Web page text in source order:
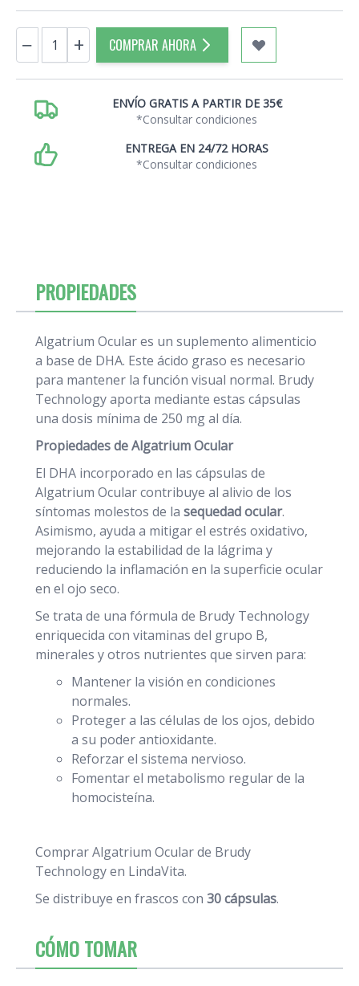
Cantidad
− + COMPRAR AHORA
ENVÍO GRATIS A PARTIR DE 35€
*Consultar condiciones
ENTREGA EN 24/72 HORAS
*Consultar condiciones
PROPIEDADES
Algatrium Ocular es un suplemento alimenticio
a base de DHA. Este ácido graso es necesario
para mantener la función visual normal. Brudy
Technology aporta mediante estas cápsulas
una dosis mínima de 250 mg al día.
Propiedades de Algatrium Ocular
El DHA incorporado en las cápsulas de
Algatrium Ocular contribuye al alivio de los
síntomas molestos de la sequedad ocular.
Asimismo, ayuda a mitigar el estrés oxidativo,
mejorando la estabilidad de la lágrima y
reduciendo la inflamación en la superficie ocular
en el ojo seco.
Se trata de una fórmula de Brudy Technology
enriquecida con vitaminas del grupo B,
minerales y otros nutrientes que sirven para:
Mantener la visión en condiciones
normales.
Proteger a las células de los ojos, debido
a su poder antioxidante.
Reforzar el sistema nervioso.
Fomentar el metabolismo regular de la
homocisteína.
Comprar Algatrium Ocular de Brudy
Technology en LindaVita.
Se distribuye en frascos con 30 cápsulas.
CÓMO TOMAR